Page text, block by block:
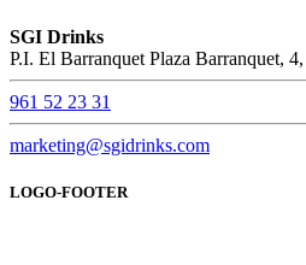
SGI Drinks
P.I. El Barranquet Plaza Barranquet,
961 52 23 31
marketing@sgidrinks.com
LOGO-FOOTER